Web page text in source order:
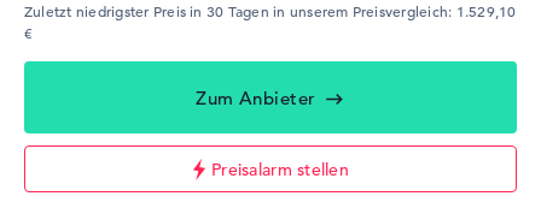
Zuletzt niedrigster Preis in 30 Tagen in unserem Preisvergleich: 1.529,10
€
Zum Anbieter
Preisalarm stellen